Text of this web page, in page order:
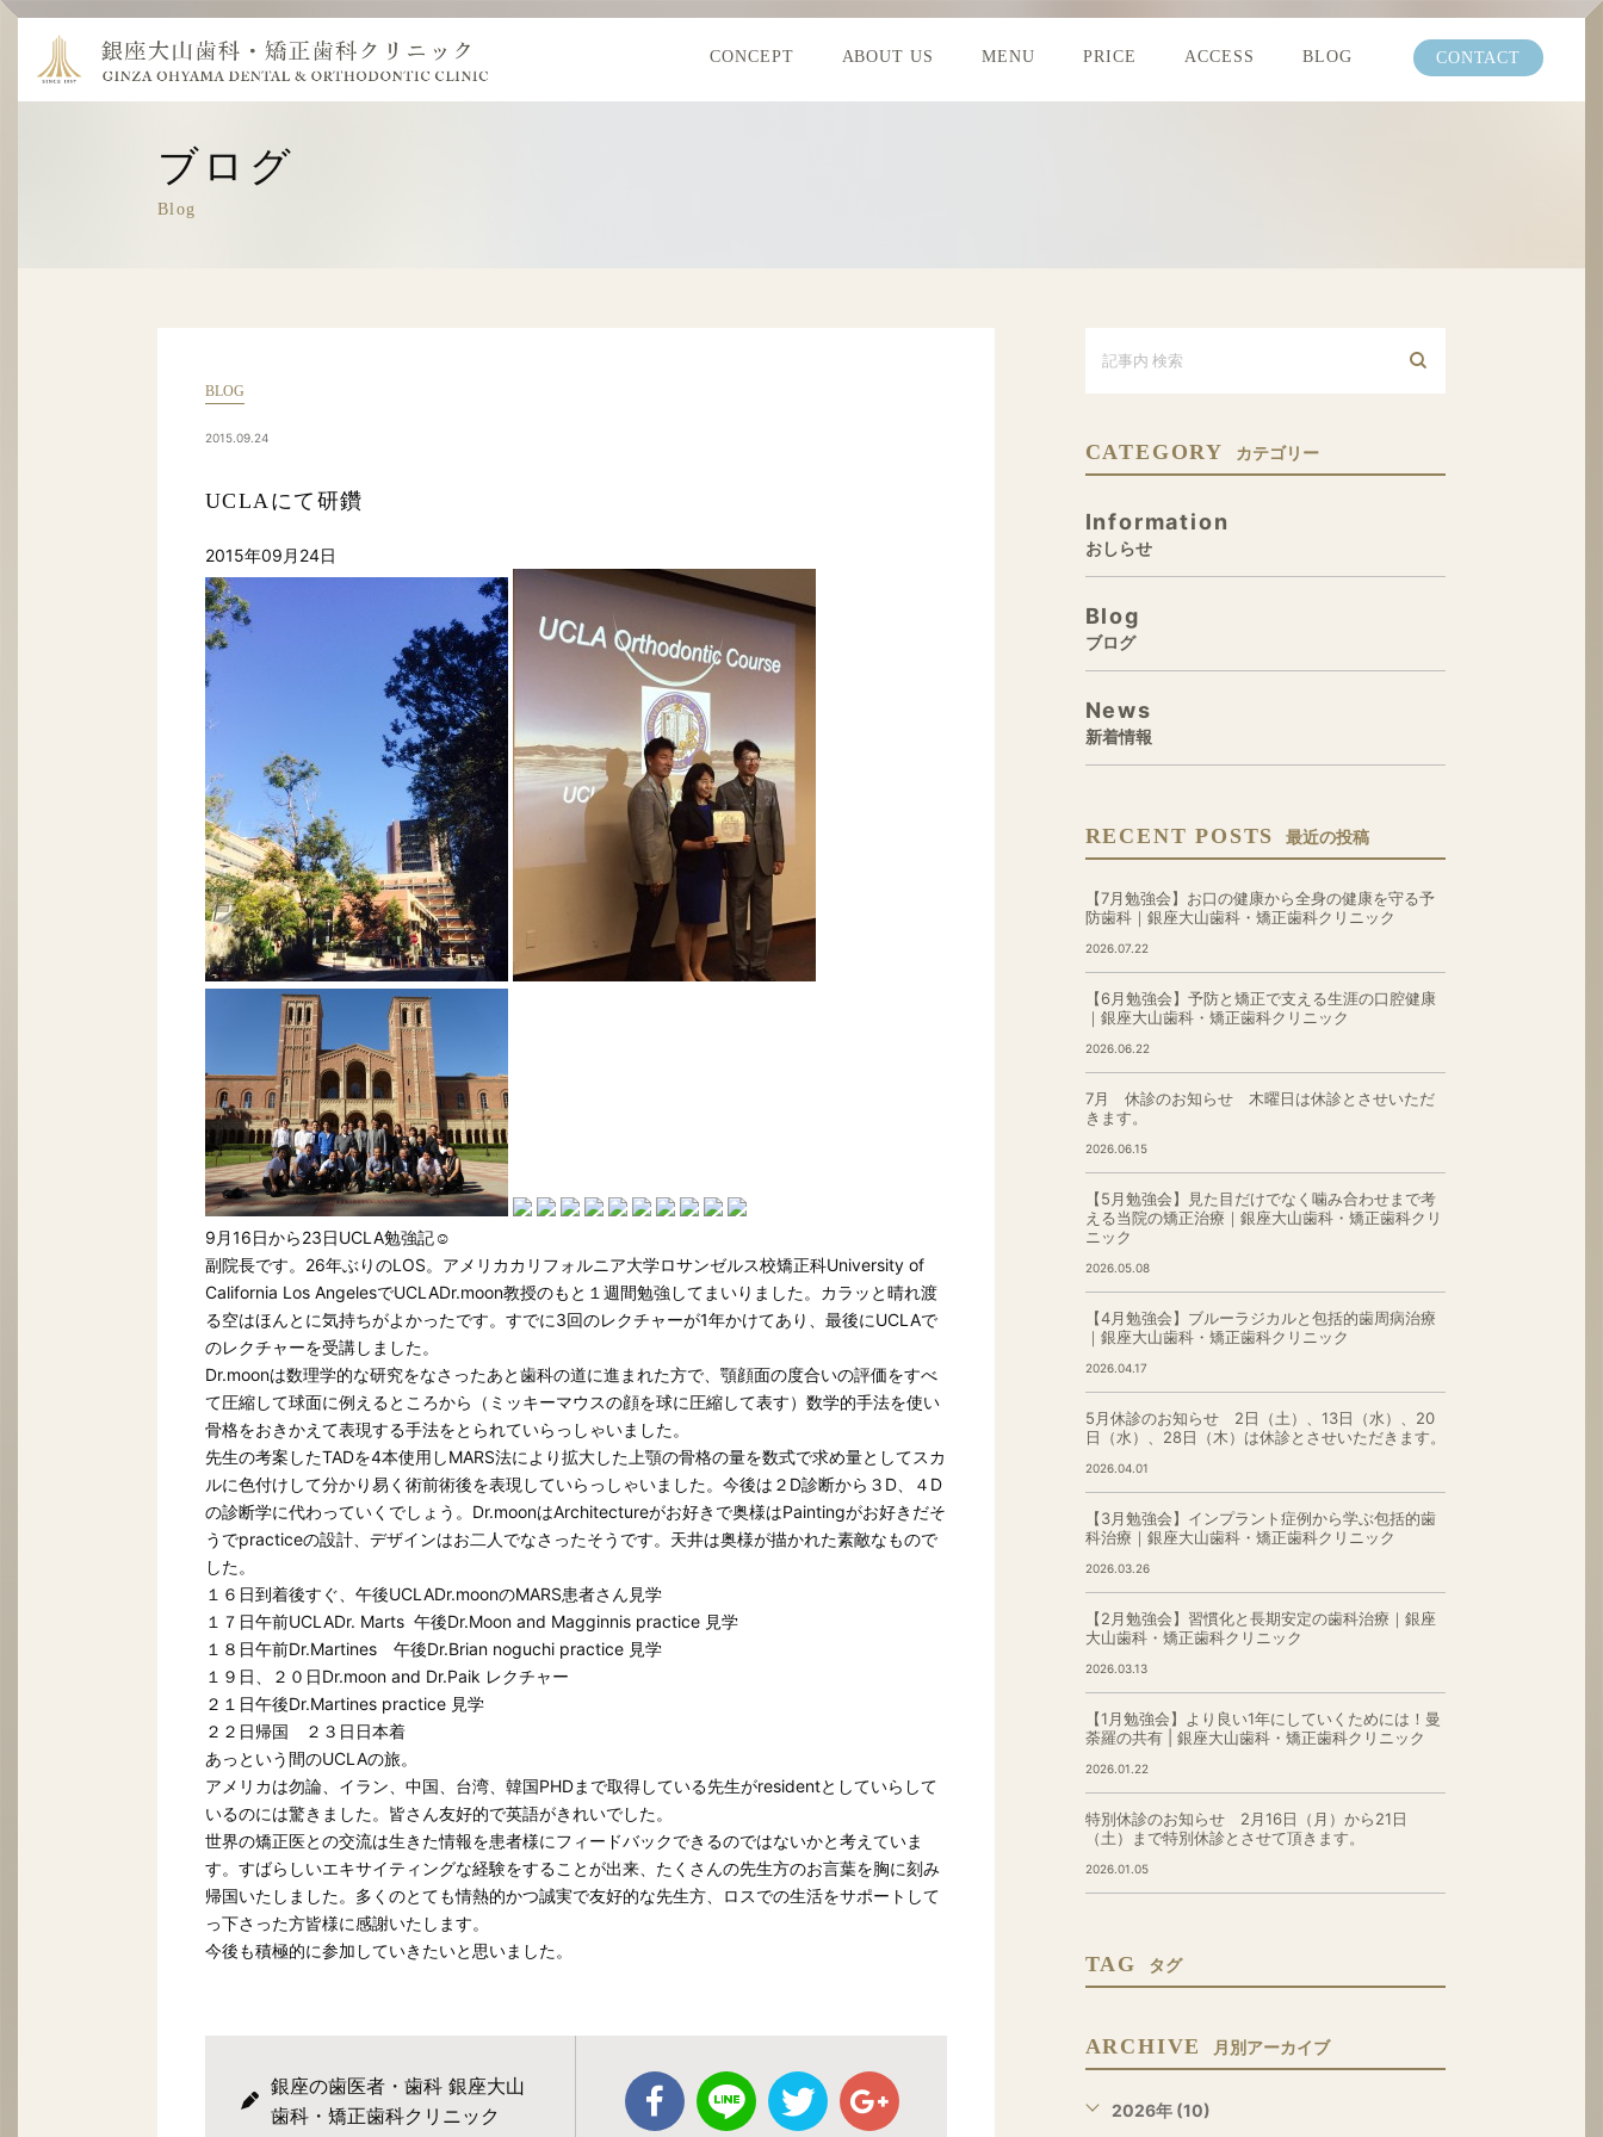
CONCEPT ABOUT US MENU PRICE ACCESS BLOG CONTACT
ブログ
Blog
BLOG
2015.09.24
UCLAにて研鑽
2015年09月24日
9月16日から23日UCLA勉強記☺
副院長です。26年ぶりのLOS。アメリカカリフォルニア大学ロサンゼルス校矯正科University of
California Los AngelesでUCLADr.moon教授のもと１週間勉強してまいりました。カラッと晴れ渡
る空はほんとに気持ちがよかったです。すでに3回のレクチャーが1年かけてあり、最後にUCLAで
のレクチャーを受講しました。
Dr.moonは数理学的な研究をなさったあと歯科の道に進まれた方で、顎顔面の度合いの評価をすべ
て圧縮して球面に例えるところから（ミッキーマウスの顔を球に圧縮して表す）数学的手法を使い
骨格をおきかえて表現する手法をとられていらっしゃいました。
先生の考案したTADを4本使用しMARS法により拡大した上顎の骨格の量を数式で求め量としてスカ
ルに色付けして分かり易く術前術後を表現していらっしゃいました。今後は２D診断から３D、４D
の診断学に代わっていくでしょう。Dr.moonはArchitectureがお好きで奥様はPaintingがお好きだそ
うでpracticeの設計、デザインはお二人でなさったそうです。天井は奥様が描かれた素敵なもので
した。
１６日到着後すぐ、午後UCLADr.moonのMARS患者さん見学
１７日午前UCLADr. Marts 午後Dr.Moon and Magginnis practice 見学
１８日午前Dr.Martines 午後Dr.Brian noguchi practice 見学
１９日、２０日Dr.moon and Dr.Paik レクチャー
２１日午後Dr.Martines practice 見学
２２日帰国 ２３日日本着
あっという間のUCLAの旅。
アメリカは勿論、イラン、中国、台湾、韓国PHDまで取得している先生がresidentとしていらして
いるのには驚きました。皆さん友好的で英語がきれいでした。
世界の矯正医との交流は生きた情報を患者様にフィードバックできるのではないかと考えていま
す。すばらしいエキサイティングな経験をすることが出来、たくさんの先生方のお言葉を胸に刻み
帰国いたしました。多くのとても情熱的かつ誠実で友好的な先生方、ロスでの生活をサポートして
っ下さった方皆様に感謝いたします。
今後も積極的に参加していきたいと思いました。
銀座の歯医者・歯科 銀座大山
歯科・矯正歯科クリニック
CATEGORY カテゴリー
Information
おしらせ
Blog
ブログ
News
新着情報
RECENT POSTS 最近の投稿
【7月勉強会】お口の健康から全身の健康を守る予
防歯科｜銀座大山歯科・矯正歯科クリニック
2026.07.22
【6月勉強会】予防と矯正で支える生涯の口腔健康
｜銀座大山歯科・矯正歯科クリニック
2026.06.22
7月 休診のお知らせ 木曜日は休診とさせいただ
きます。
2026.06.15
【5月勉強会】見た目だけでなく噛み合わせまで考
える当院の矯正治療｜銀座大山歯科・矯正歯科クリ
ニック
2026.05.08
【4月勉強会】ブルーラジカルと包括的歯周病治療
｜銀座大山歯科・矯正歯科クリニック
2026.04.17
5月休診のお知らせ 2日（土）、13日（水）、20
日（水）、28日（木）は休診とさせいただきます。
2026.04.01
【3月勉強会】インプラント症例から学ぶ包括的歯
科治療｜銀座大山歯科・矯正歯科クリニック
2026.03.26
【2月勉強会】習慣化と長期安定の歯科治療｜銀座
大山歯科・矯正歯科クリニック
2026.03.13
【1月勉強会】より良い1年にしていくためには！曼
荼羅の共有 | 銀座大山歯科・矯正歯科クリニック
2026.01.22
特別休診のお知らせ 2月16日（月）から21日
（土）まで特別休診とさせて頂きます。
2026.01.05
TAG タグ
ARCHIVE 月別アーカイブ
2026年 (10)